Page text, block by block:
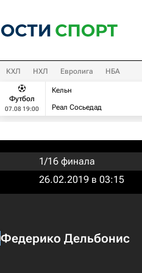
КХЛ НХЛ Евролига НБА
Футбол
07.08 19:00
Кельн
Реал Сосьедад
1/16 финала
26.02.2019 в 03:15
Федерико Дельбонис